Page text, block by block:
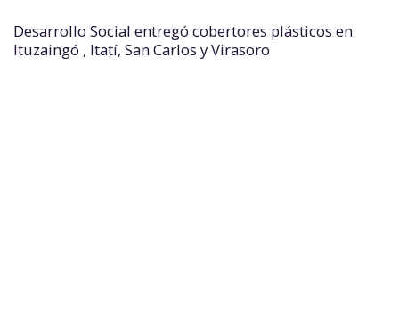
Desarrollo Social entregó cobertores plásticos en
Ituzaingó , Itatí, San Carlos y Virasoro